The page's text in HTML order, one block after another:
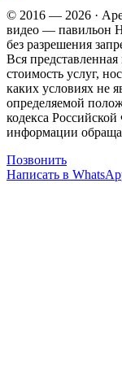
© 2016 — 2026 ·
видео — павильон
без разрешения
Вся
стоимость услуг,
каких условиях не
определяемой
кодекса
информации
Позвонить
Написать в